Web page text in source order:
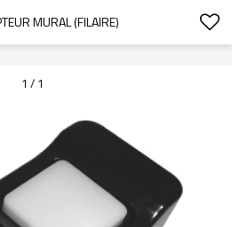
MURAL (FILAIRE)
1 / 1